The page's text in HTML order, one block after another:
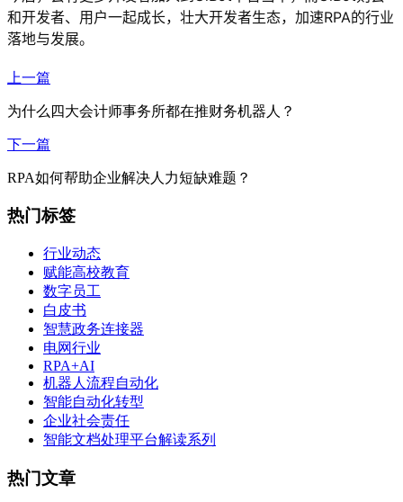
和开发者、用户一起成长，壮大开发者生态，加速RPA的行业
落地与发展。
上一篇
为什么四大会计师事务所都在推财务机器人？
下一篇
RPA如何帮助企业解决人力短缺难题？
热门标签
行业动态
赋能高校教育
数字员工
白皮书
智慧政务连接器
电网行业
RPA+AI
机器人流程自动化
智能自动化转型
企业社会责任
智能文档处理平台解读系列
热门文章